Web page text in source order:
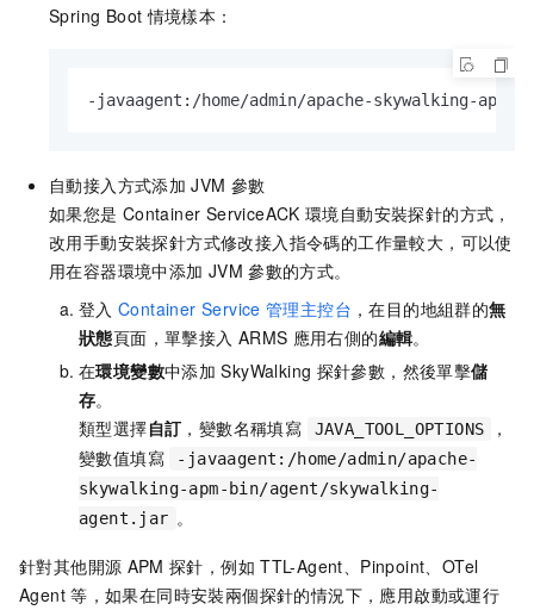
Spring Boot 情境樣本：
-javaagent:/home/admin/apache-skywalking-
自動接入方式添加 JVM 參數
如果您是 Container ServiceACK 環境自動安裝探針的方式，
改用手動安裝探針方式修改接入指令碼的工作量較大，可以使
用在容器環境中添加 JVM 參數的方式。
登入 Container Service 管理主控台 ，在目的地組群的無
狀態頁面，單擊接入 ARMS 應用右側的編輯。
在環境變數中添加 SkyWalking 探針參數，然後單擊儲
存。
類型選擇自訂，變數名稱填寫 JAVA_TOOL_OPTIONS
，
變數值填寫
-javaagent:/home/admin/apache-
skywalking-apm-bin/agent/skywalking-
agent.jar 。
針對其他開源 APM 探針，例如 TTL-Agent、Pinpoint、OTel
Agent 等，如果在同時安裝兩個探針的情況下，應用啟動或運行